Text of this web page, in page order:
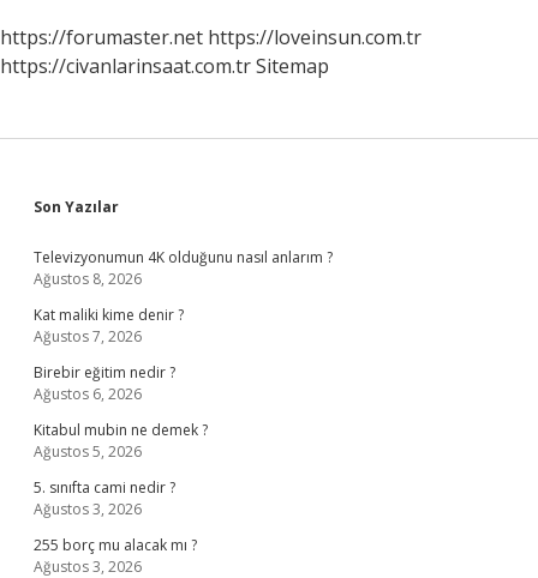
https://forumaster.net https://loveinsun.com.tr
https://civanlarinsaat.com.trSitemap
Sidebar
Son Yazılar
Televizyonumun 4K olduğunu nasıl anlarım ?
Ağustos 8, 2026
Kat maliki kime denir ?
Ağustos 7, 2026
Birebir eğitim nedir ?
Ağustos 6, 2026
Kitabul mubin ne demek ?
Ağustos 5, 2026
5. sınıfta cami nedir ?
Ağustos 3, 2026
255 borç mu alacak mı ?
Ağustos 3, 2026